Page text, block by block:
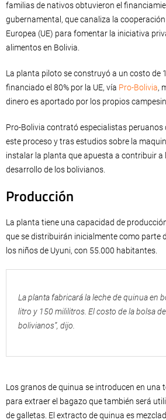
familias de nativos obtuvieron el
gubernamental, que canaliza la
Europea (UE) para fomentar la iniciativa
alimentos en Bolivia.
La planta piloto se construyó a un costo de
financiado el 80% por la UE, vía Pro-Bolivia,
dinero es aportado por los propios
Pro-Bolivia contrató especialistas
este proceso y tras estudios sobre la
instalar la planta que apuesta a contribuir a
desarrollo de los bolivianos.
Producción
La planta tiene una capacidad de
que se distribuirán inicialmente como parte
los niños de Uyuni, con 55.000 habitantes.
La planta fabricará la leche de quinua en
litro y 150 mililitros. El costo de la bolsa
bolivianos”, dijo.
Los granos de quinua se introducen en una
para extraer el bagazo que también será
de galletas. El extracto de quinua es